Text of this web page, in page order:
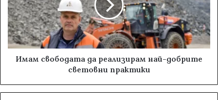
Имам свободата да реализирам най-добрите
световни практики